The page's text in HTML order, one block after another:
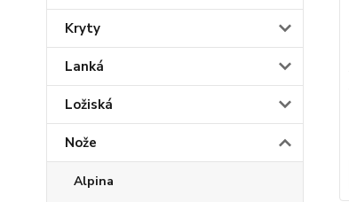
Kryty
Lanká
Ložiská
Nože
Alpina